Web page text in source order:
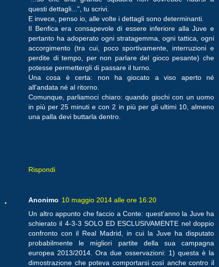
questi dettagli...", tu scrivi.
E invece, penso io, alle volte i dettagli sono determinanti.
Il Benfica era consapevole di essere inferiore alla Juve e
pertanto ha adoperato ogni stratagemma, ogni tattica, ogni
accorgimento (tra cui, poco sportivamente, interruzioni e
perdite di tempo, per non parlare del gioco pesante) che
potesse permettergli di passare il turno.
Una cosa è certa: non ha giocato a viso aperto né
all'andata né al ritorno.
Comunque, parliamoci chiaro: quando giochi con un uomo
in più per 25 minuti e con 2 in più per gli ultimi 10, almeno
una palla devi buttarla dentro.
Rispondi
Anonimo 10 maggio 2014 alle ore 16:20
Un altro appunto che faccio a Conte: quest'anno la Juve ha
schierato il 4-3-3 SOLO ED ESCLUSIVAMENTE nel doppio
confronto con il Real Madrid, in cui la Juve ha disputato
probabilmente le migliori partite della sua campagna
europea 2013/2014. Ora due osservazioni: 1) questa è la
dimostrazione che poteva comportarsi così anche contro il